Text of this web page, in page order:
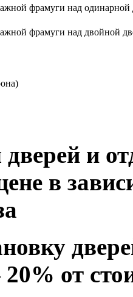
фрамуги над одинарной
фрамуги над двойной
и
в
от